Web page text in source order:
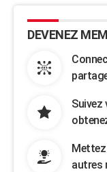
DEVENEZ
Mettez
autres